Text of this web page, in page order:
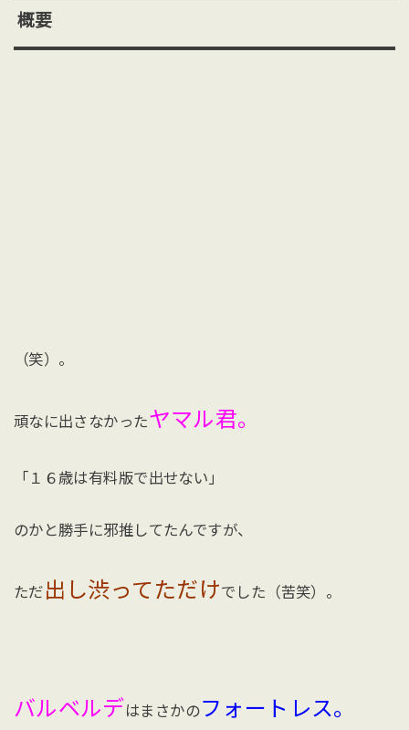
概要
（笑）。
頑なに出さなかったヤマル君。
「１６歳は有料版で出せない」
のかと勝手に邪推してたんですが、
ただ 出し渋ってただけでした（苦笑）。
バルベルデはまさかのフォートレス。